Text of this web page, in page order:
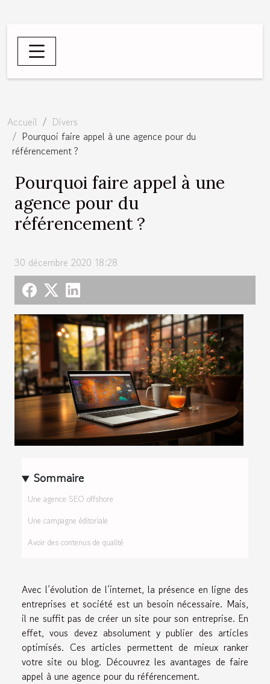
Accueil
Divers
Pourquoi faire appel à une agence pour du
référencement ?
Pourquoi faire appel à une
agence pour du
référencement ?
30 décembre 2020 18:28
Sommaire
Une agence SEO offshore
Une campagne éditoriale
Avoir des contenus de qualité
Avec l’évolution de l’internet, la présence en ligne des
entreprises et société est un besoin nécessaire. Mais,
il ne suffit pas de créer un site pour son entreprise. En
effet, vous devez absolument y publier des articles
optimisés. Ces articles permettent de mieux ranker
votre site ou blog. Découvrez les avantages de faire
appel à une agence pour du référencement.